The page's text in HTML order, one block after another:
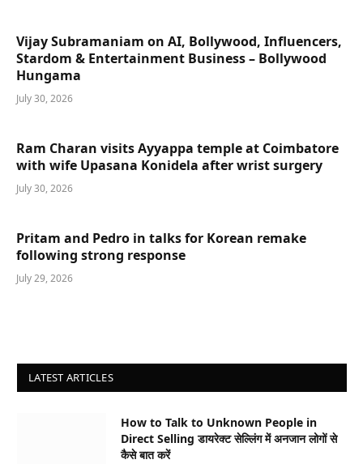
Vijay Subramaniam on AI, Bollywood, Influencers,
Stardom & Entertainment Business – Bollywood
Hungama
July 30, 2026
Ram Charan visits Ayyappa temple at Coimbatore
with wife Upasana Konidela after wrist surgery
July 30, 2026
Pritam and Pedro in talks for Korean remake
following strong response
July 29, 2026
LATEST ARTICLES
How to Talk to Unknown People in
Direct Selling डायरेक्ट सेल्लिंग में अनजान लोगों से
कैसे बात करें